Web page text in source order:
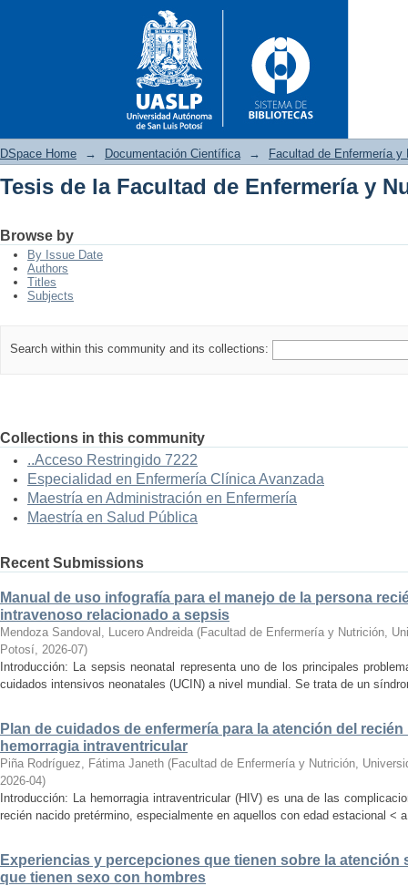
DSpace Home → Documentación Científica → Facultad de Enfermería y
Tesis de la Facultad de Enfermería y
Browse by
By Issue Date
Authors
Titles
Subjects
Search within this community and its collections:
Collections in this community
..Acceso Restringido 7222
Especialidad en Enfermería Clínica Avanzada
Maestría en Administración en Enfermería
Maestría en Salud Pública
Recent Submissions
Manual de uso infografía para el manejo de la persona
intravenoso relacionado a sepsis
Mendoza Sandoval, Lucero Andreida (Facultad de Enfermería y Nutrición,
Potosí, 2026-07)
Introducción: La sepsis neonatal representa uno de los principales
cuidados intensivos neonatales (UCIN) a nivel mundial. Se trata de un
Plan de cuidados de enfermería para la atención del
hemorragia intraventricular
Piña Rodríguez, Fátima Janeth (Facultad de Enfermería y Nutrición,
2026-04)
Introducción: La hemorragia intraventricular (HIV) es una de las
recién nacido pretérmino, especialmente en aquellos con edad estacional <
Experiencias y percepciones que tienen sobre la atención
que tienen sexo con hombres